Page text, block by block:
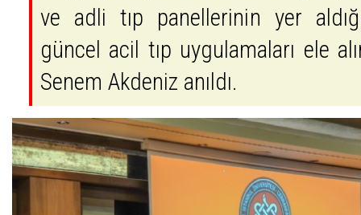
ve adli tıp panellerinin yer
güncel acil tıp uygulamaları ele
Senem Akdeniz anıldı.